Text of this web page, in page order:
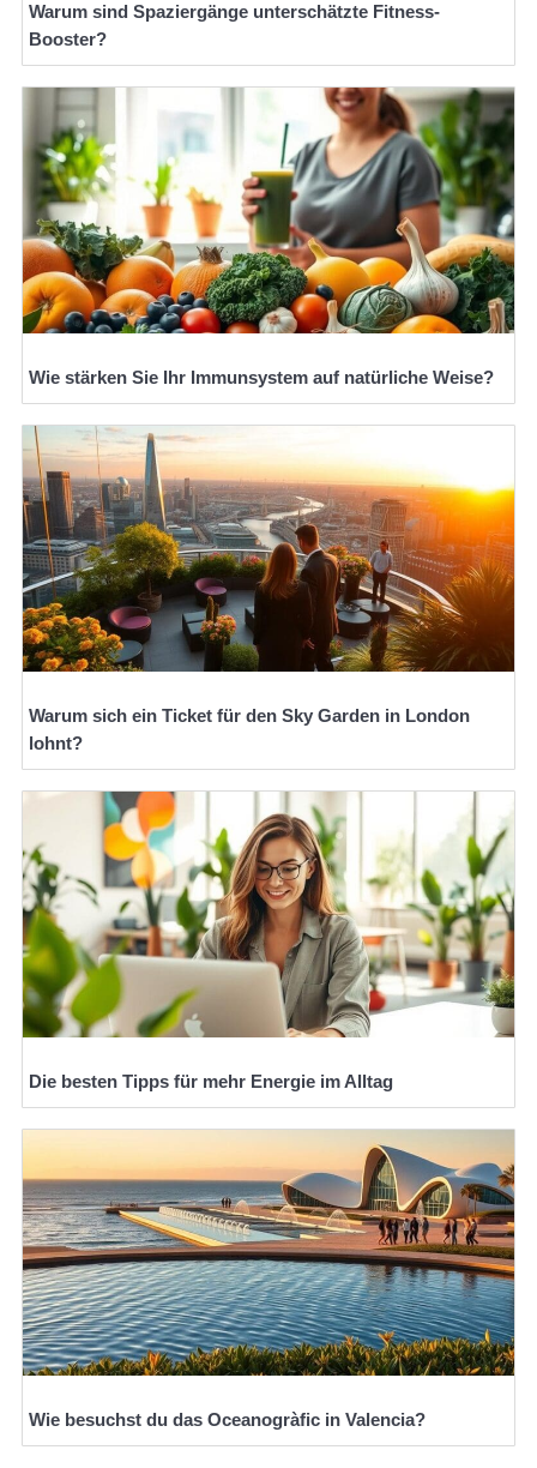
Warum sind Spaziergänge unterschätzte Fitness-
Booster?
Wie stärken Sie Ihr Immunsystem auf natürliche Weise?
Warum sich ein Ticket für den Sky Garden in London
lohnt?
Die besten Tipps für mehr Energie im Alltag
Wie besuchst du das Oceanogràfic in Valencia?